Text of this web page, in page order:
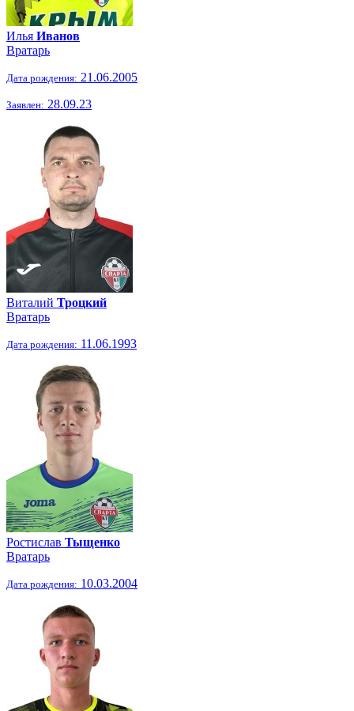
Илья Иванов
Вратарь
Дата рождения: 21.06.2005
Заявлен: 28.09.23
Виталий Троцкий
Вратарь
Дата рождения: 11.06.1993
Ростислав Тыщенко
Вратарь
Дата рождения: 10.03.2004